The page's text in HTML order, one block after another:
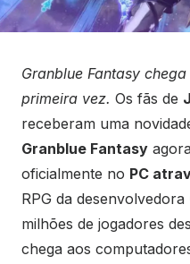
Granblue Fantasy
primeira vez. Os fãs de
receberam uma
Granblue Fantasy
oficialmente no PC
RPG da desenvolvedora
milhões de jogadores
chega aos